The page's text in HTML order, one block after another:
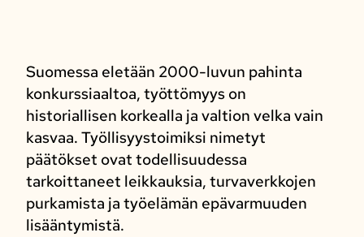
Suomessa eletään 2000-luvun pahinta
konkurssiaaltoa, työttömyys on
historiallisen korkealla ja valtion velka vain
kasvaa. Työllisyystoimiksi nimetyt
päätökset ovat todellisuudessa
tarkoittaneet leikkauksia, turvaverkkojen
purkamista ja työelämän epävarmuuden
lisääntymistä.